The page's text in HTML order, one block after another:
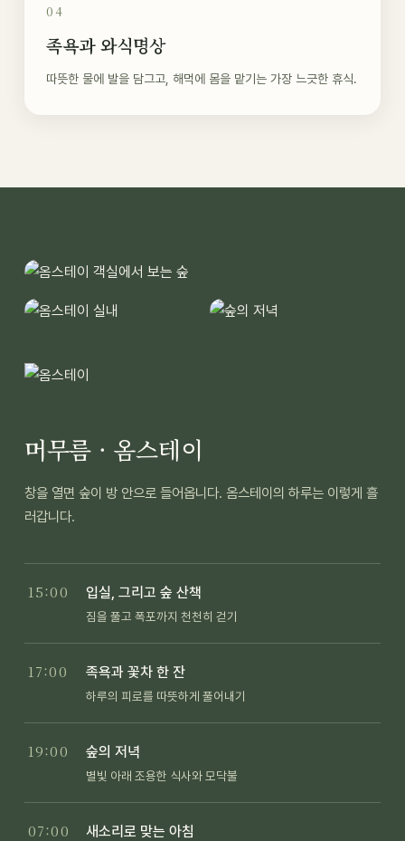
04
족욕과 와식명상
따뜻한 물에 발을 담그고, 해먹에 몸을 맡기는 가장 느긋한 휴식.
머무름 · 옴스테이
창을 열면 숲이 방 안으로 들어옵니다. 옴스테이의 하루는 이렇게 흘
러갑니다.
15:00 입실, 그리고 숲 산책
짐을 풀고 폭포까지 천천히 걷기
17:00 족욕과 꽃차 한 잔
하루의 피로를 따뜻하게 풀어내기
19:00 숲의 저녁
별빛 아래 조용한 식사와 모닥불
07:00 새소리로 맞는 아침